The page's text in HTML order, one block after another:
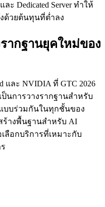
ะ Dedicated Server ทำให้
ด้วยต้นทุนที่ต่ำลง
ากฐานยุคใหม่ของ
และ NVIDIA ที่ GTC 2026
นการวางรากฐานสำหรับ
บบร่วมกันในทุกชั้นของ
างพื้นฐานสำหรับ AI
เลือกบริการที่เหมาะกับ